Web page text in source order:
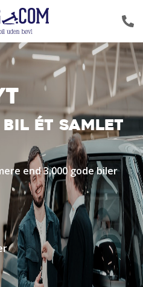
ÉT SAMLET
end 3.000 gode biler